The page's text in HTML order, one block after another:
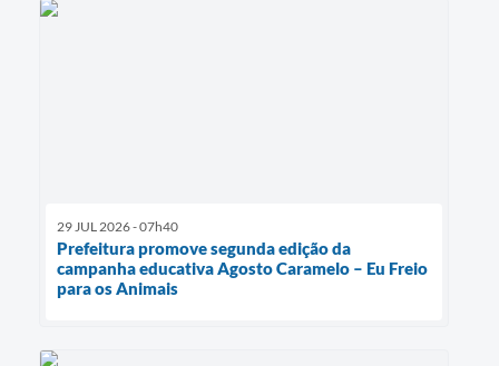
29 JUL 2026 - 07h40
Prefeitura promove segunda edição da
campanha educativa Agosto Caramelo – Eu Freio
para os Animais